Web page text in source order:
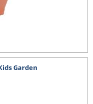
Garden